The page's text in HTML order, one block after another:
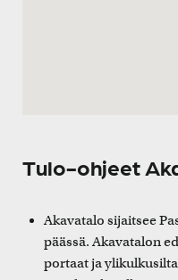
Tulo-ohjeet
Akavatalo sijaitsee
päässä. Akavatalon
portaat ja